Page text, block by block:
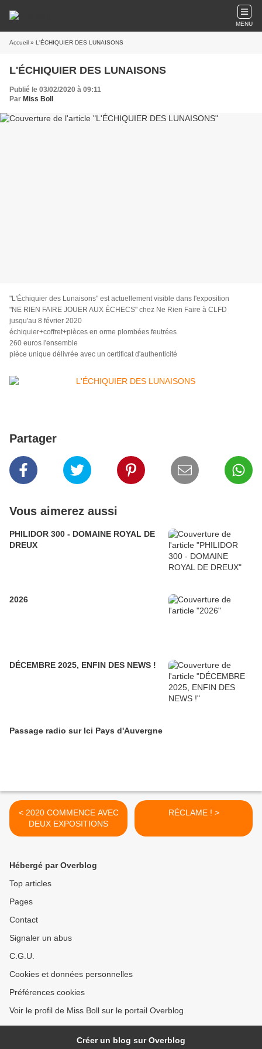
MENU
Accueil » L'ÉCHIQUIER DES LUNAISONS
L'ÉCHIQUIER DES LUNAISONS
Publié le 03/02/2020 à 09:11
Par Miss Boll
"L'Échiquier des Lunaisons" est actuellement visible dans l'exposition
"NE RIEN FAIRE JOUER AUX ÉCHECS" chez Ne Rien Faire à CLFD
jusqu'au 8 février 2020
échiquier+coffret+pièces en orme p lombées feutrées
260 euros l'ensemble
pièce unique délivrée avec un certificat d'authenticité
Partager
Vous aimerez aussi
PHILIDOR 300 - DOMAINE ROYAL DE
DREUX
2026
DÉCEMBRE 2025, ENFIN DES NEWS !
Passage radio sur Ici Pays d'Auvergne
< 2020 COMMENCE AVEC
DEUX EXPOSITIONS
RÉCLAME ! >
Hébergé par Overblog
Top articles
Pages
Contact
Signaler un abus
C.G.U.
Cookies et données personnelles
Préférences cookies
Voir le profil de Miss Boll sur le portail Overblog
Créer un blog sur Overblog